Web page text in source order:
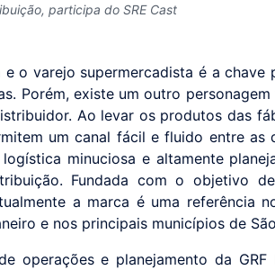
participa do SRE Cast
o varejo supermercadista é a chave
Porém, existe um outro personagem
Ao levar os produtos das
um canal fácil e fluido entre as
minuciosa e altamente
Fundada com o objetivo
a marca é uma referência
e nos principais municípios de
operações e planejamento da GRF